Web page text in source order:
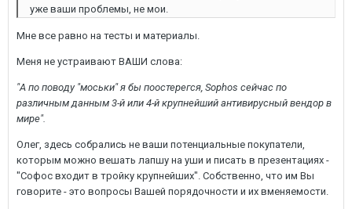
уже ваши проблемы, не мои.
Мне все равно на тесты и материалы.
Меня не устраивают ВАШИ слова:
"А по поводу "моськи" я бы поостерегся, Sophos сейчас по
различным данным 3-й или 4-й крупнейший антивирусный вендор в
мире".
Олег, здесь собрались не ваши потенциальные покупатели,
которым можно вешать лапшу на уши и писать в презентациях -
"Софос входит в тройку крупнейших". Собственно, что им Вы
говорите - это вопросы Вашей порядочности и их вменяемости.